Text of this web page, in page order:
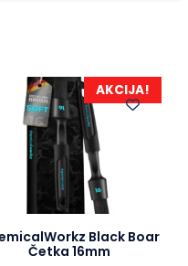
AKCIJA!
Black Boar
Četka 16mm